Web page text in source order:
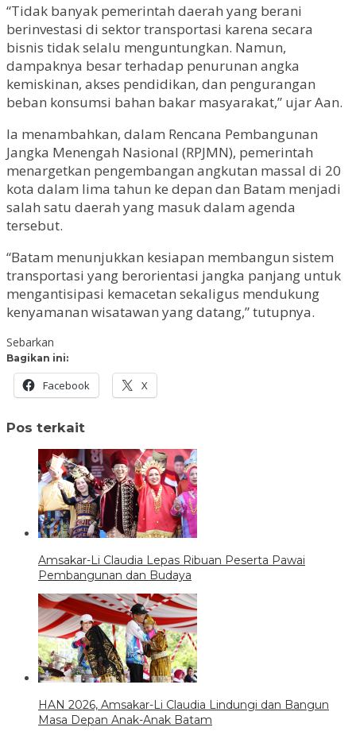
“Tidak banyak pemerintah daerah yang berani
berinvestasi di sektor transportasi karena secara
bisnis tidak selalu menguntungkan. Namun,
dampaknya besar terhadap penurunan angka
kemiskinan, akses pendidikan, dan pengurangan
beban konsumsi bahan bakar masyarakat,” ujar Aan.
Ia menambahkan, dalam Rencana Pembangunan
Jangka Menengah Nasional (RPJMN), pemerintah
menargetkan pengembangan angkutan massal di 20
kota dalam lima tahun ke depan dan Batam menjadi
salah satu daerah yang masuk dalam agenda
tersebut.
“Batam menunjukkan kesiapan membangun sistem
transportasi yang berorientasi jangka panjang untuk
mengantisipasi kemacetan sekaligus mendukung
kenyamanan wisatawan yang datang,” tutupnya.
Sebarkan
Bagikan ini:
Facebook X
Pos terkait
Amsakar-Li Claudia Lepas Ribuan Peserta Pawai
Pembangunan dan Budaya
HAN 2026, Amsakar-Li Claudia Lindungi dan Bangun
Masa Depan Anak-Anak Batam